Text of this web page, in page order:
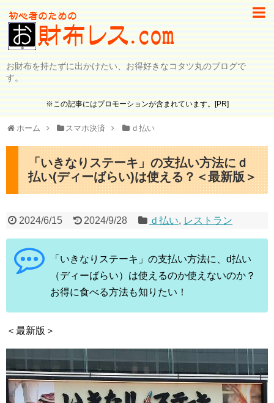
お財布を持たずに出かけたい、お得好きなコタツ丸のブログで
す。
※この記事にはプロモーションが含まれています。[PR]
ホーム スマホ決済 ｄ払い
「いきなりステーキ」の支払い方法にｄ
払い(ディーばらい)は使える？＜最新版＞
2024/6/15 2024/9/28 ｄ払い, レストラン
「いきなりステーキ」の支払い方法に、d払い
（ディーばらい）は使えるのか使えないのか？
お得に食べる方法も知りたい！
＜最新版＞